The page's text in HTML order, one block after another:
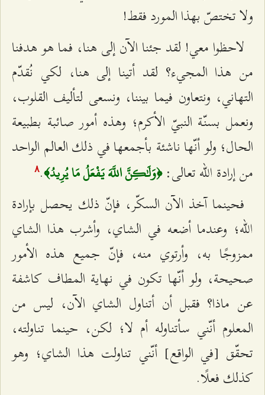
ولا تختصّ بهذا المورد فقط!
لاحظوا معي! لقد جئنا الآن إلى هنا، فما هو هدفنا
من هذا المجيء؟ لقد أتينا إلى هنا، لكي نُقدّم
التهاني، ونتعاون فيما بيننا، ونسعى لتأليف القلوب،
ونعمل بسنّة النبيّ الأكرم؛ وهذه أمور صائبة بطبيعة
الحال؛ ولو أنّها ناشئة بأجمعها في ذلك العالم الواحد
من إرادة الله تعالى:﴿وَلَٰكِنَّ اللَّهَ يَفْعَلُ مَا يُرِيدُ﴾.۸
فحينما آخذ الآن السكّر، فإنّ ذلك يحصل بإرادة
الله؛ وعندما أضعه في الشاي، وأشرب هذا الشاي
ممزوجًا به، وأرتوي منه، فإنّ جميع هذه الأمور
صحيحة، ولو أنّها تكون في نهاية المطاف كاشفة
عن ماذا؟ فقبل أن أتناول الشاي الآن، ليس من
المعلوم أنّني سأتناوله أم لا؛ لكن، حينما تناولته،
تحقّق [في الواقع] أنّني تناولت هذا الشاي؛ وهو
كذلك فعلًا.